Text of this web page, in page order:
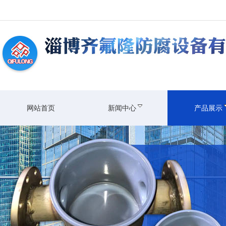
网站首页 新闻中心 产品展示